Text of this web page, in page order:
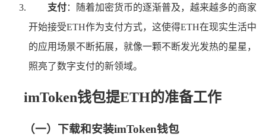
支付：随着加密货币的逐渐普及，越来越多的商家
开始接受ETH作为支付方式，这使得ETH在现实生活中
的应用场景不断拓展，就像一颗不断发光发热的星星，
照亮了数字支付的新领域。
imToken钱包提ETH的准备工作
（一）下载和安装imToken钱包